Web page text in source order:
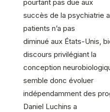
pourtant pas due aux
succès de la psychiatrie
patients n’a pas
diminué aux États-Unis,
discours privilégiant la
conception
semble donc évoluer
indépendamment des
Daniel Luchins a